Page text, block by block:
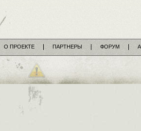
О ПРОЕКТЕ ПАРТНЕРЫ ФОРУМ